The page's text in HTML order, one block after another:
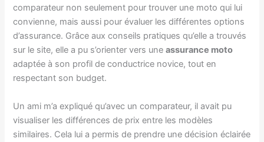
comparateur non seulement pour trouver une moto qui lui
convienne, mais aussi pour évaluer les différentes options
d’assurance. Grâce aux conseils pratiques qu’elle a trouvés
sur le site, elle a pu s’orienter vers uneassurance moto
adaptée à son profil de conductrice novice, tout en
respectant son budget.
Un ami m’a expliqué qu’avec un comparateur, il avait pu
visualiser les différences de prix entre les modèles
similaires. Cela lui a permis de prendre une décision éclairée